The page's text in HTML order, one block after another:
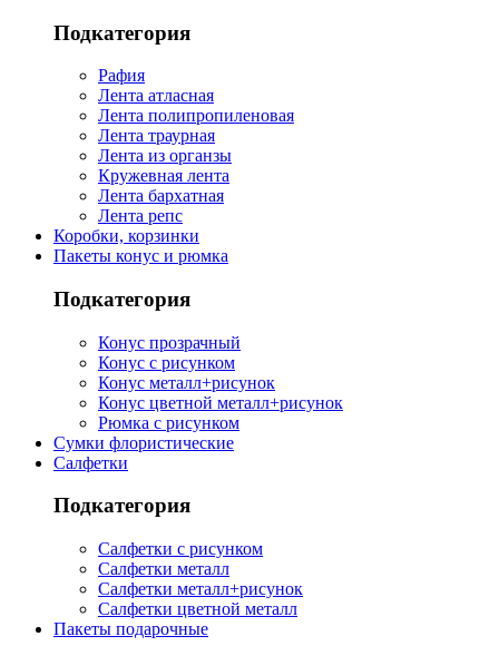
Подкатегория
Рафия
Лента атласная
Лента полипропиленовая
Лента траурная
Лента из органзы
Кружевная лента
Лента бархатная
Лента репс
Коробки, корзинки
Пакеты конус и рюмка
Подкатегория
Конус прозрачный
Конус с рисунком
Конус металл+рисунок
Конус цветной металл+рисунок
Рюмка с рисунком
Сумки флористические
Салфетки
Подкатегория
Салфетки с рисунком
Салфетки металл
Салфетки металл+рисунок
Салфетки цветной металл
Пакеты подарочные